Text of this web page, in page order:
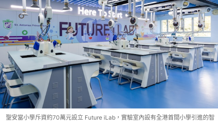
聖安當小學斥資約70萬元設立 Future iLab，實驗室內設有全港首間小學引進的智